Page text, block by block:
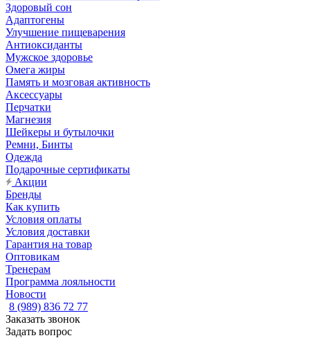
Здоровый сон
Адаптогены
Улучшение пищеварения
Антиоксиданты
Мужское здоровье
Омега жиры
Память и мозговая активность
Аксессуары
Перчатки
Магнезия
Шейкеры и бутылочки
Ремни, Бинты
Одежда
Подарочные сертификаты
Акции
Бренды
Как купить
Условия оплаты
Условия доставки
Гарантия на товар
Оптовикам
Тренерам
Программа лояльности
Новости
8 (989) 836 72 77
Заказать звонок
Задать вопрос